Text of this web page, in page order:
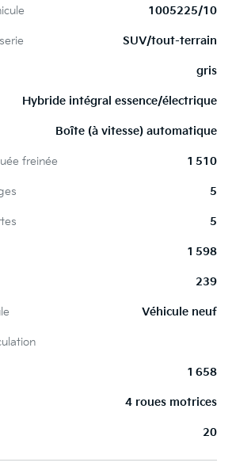
1005225/10
SUV/tout-terrain
gris
Hybride intégral essence/électrique
Boîte (à vitesse) automatique
freinée 1 510
5
5
1 598
239
Véhicule neuf
1 658
4 roues motrices
20